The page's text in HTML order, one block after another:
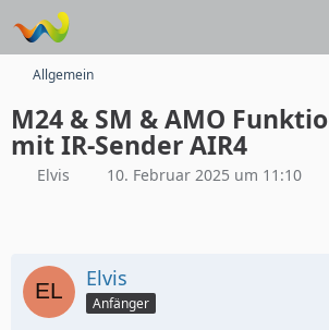
Allgemein
M24 & SM & AMO
mit IR-Sender AIR4
Elvis 10. Februar 2025 um 11:10
Elvis
Anfänger